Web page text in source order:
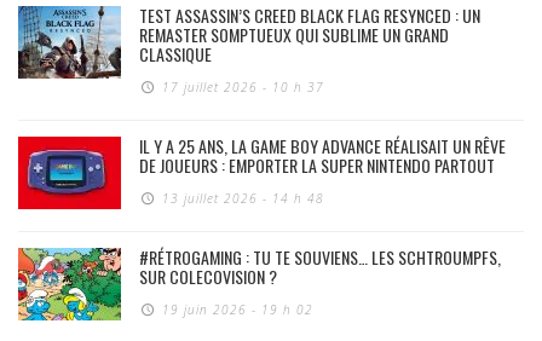
TEST ASSASSIN’S CREED BLACK FLAG RESYNCED : UN
REMASTER SOMPTUEUX QUI SUBLIME UN GRAND
CLASSIQUE
17 juillet 2026 - 10 h 37
IL Y A 25 ANS, LA GAME BOY ADVANCE RÉALISAIT UN RÊVE
DE JOUEURS : EMPORTER LA SUPER NINTENDO PARTOUT
13 juillet 2026 - 14 h 48
#RÉTROGAMING : TU TE SOUVIENS… LES SCHTROUMPFS,
SUR COLECOVISION ?
19 juin 2026 - 19 h 02